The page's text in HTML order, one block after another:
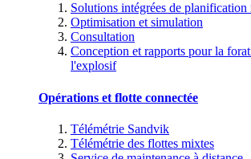
Solutions intégrées de planification
Optimisation et simulation
Consultation
Conception et rapports pour la
l'explosif
Opérations et flotte connectée
Télémétrie Sandvik
Télémétrie des flottes mixtes